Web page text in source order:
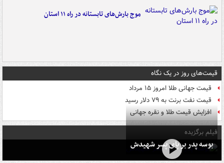
موج بارش‌های تابستانه در راه ۱۱ استان
قیمت‌های روز در یک نگاه
قیمت جهانی طلا امروز ۱۵ مرداد
قیمت نفت برنت به ۷۹ دلار رسید
افزایش قیمت طلا و نقره جهانی
فیلم برگزیده
بوسه‌ پدر بر پای پسر شهیدش